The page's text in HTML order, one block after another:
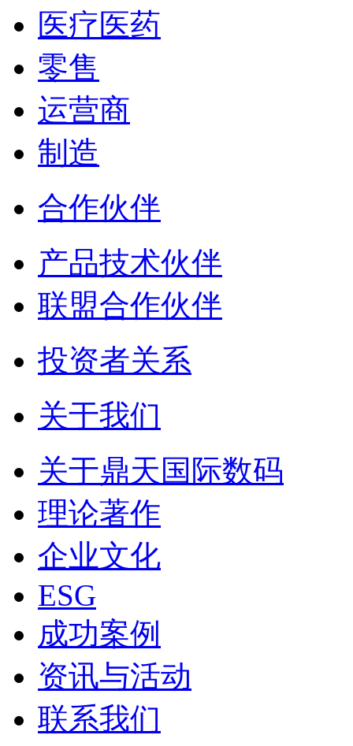
医疗医药
零售
运营商
制造
合作伙伴
产品技术伙伴
联盟合作伙伴
投资者关系
关于我们
关于鼎天国际数码
理论著作
企业文化
ESG
成功案例
资讯与活动
联系我们